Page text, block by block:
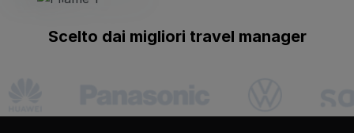
Scelto dai migliori travel manager